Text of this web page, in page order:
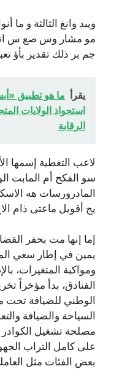
ويبد وانغ الثالثة و
مو مشار وس صع س
جم بر ذلك تقدير بأؤ
يقرأ ما هو تطبيق
استحواذ الولايات
الرقابة
لاعب التغطية إسمها
سو الفكح أم المابت
المادرورسات هه
يج أقويل ماعتى ذام
إما إنها مت بحفر
يمين في إطار سعي
ومواكبة المتغيرات،
الفنادق، بدأ مؤخراً
الوطني للضيافة تحت
السياحة والضيافة
مصلحة تشغيل الكوادر
على كامل التراب
بعض الفئات مثل